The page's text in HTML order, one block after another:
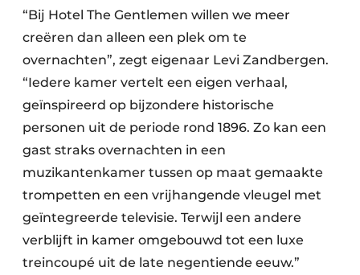
“Bij Hotel The Gentlemen willen we meer
creëren dan alleen een plek om te
overnachten”, zegt eigenaar Levi Zandbergen.
“Iedere kamer vertelt een eigen verhaal,
geïnspireerd op bijzondere historische
personen uit de periode rond 1896. Zo kan een
gast straks overnachten in een
muzikantenkamer tussen op maat gemaakte
trompetten en een vrijhangende vleugel met
geïntegreerde televisie. Terwijl een andere
verblijft in kamer omgebouwd tot een luxe
treincoupé uit de late negentiende eeuw.”